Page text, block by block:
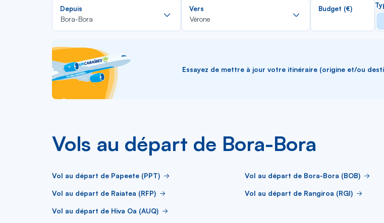
Depuis
Bora-Bora
Rechercher
dans
la
Vers
Vérone
Rechercher
la
Budget (€)
Essayez de mettre à jour votre itinéraire (origine et/ou
Vols au départ de Bora-Bora
Vol au départ de Papeete (PPT) Vol au départ de Bora-Bora (BOB)
Vol au départ de Raiatea (RFP) Vol au départ de Rangiroa (RGI)
Vol au départ de Hiva Oa (AUQ)